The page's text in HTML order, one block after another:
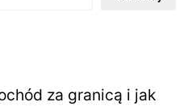
za granicą i jak